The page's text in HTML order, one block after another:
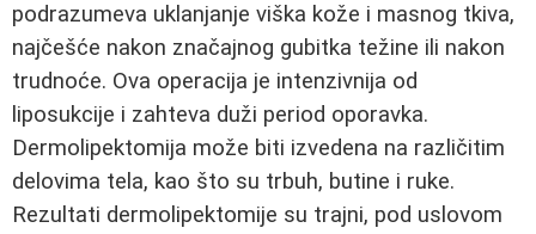
podrazumeva uklanjanje viška kože i masnog tkiva,
najčešće nakon značajnog gubitka težine ili nakon
trudnoće. Ova operacija je intenzivnija od
liposukcije i zahteva duži period oporavka.
Dermolipektomija može biti izvedena na različitim
delovima tela, kao što su trbuh, butine i ruke.
Rezultati dermolipektomije su trajni, pod uslovom